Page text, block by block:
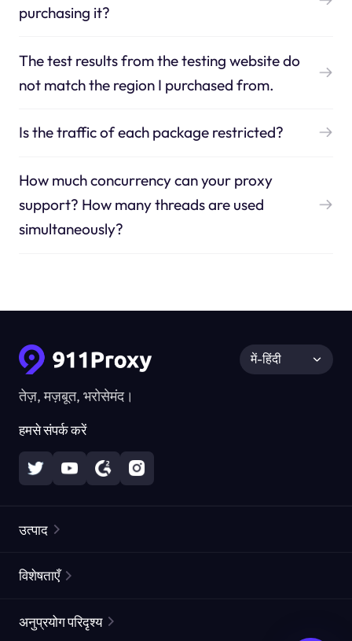
purchasing it?
The test results from the testing website do
not match the region I purchased from.
Is the traffic of each package restricted?
How much concurrency can your proxy
support? How many threads are used
simultaneously?
तेज़, मज़बूत, भरोसेमंद।
हमसे संपर्क करें
में-हिंदी
उत्पाद
स्थैतिक रेज़िडेंशियल प्रॉक्सीज़
विशेषताएँ
प्रॉक्सी चेकर
अनुप्रयोग परिदृश्य